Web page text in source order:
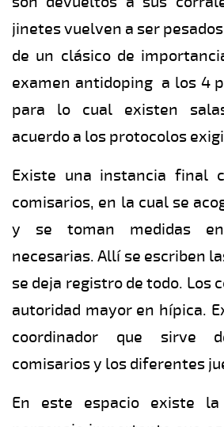
jinetes vuelven a ser
de un clásico de
examen antidoping a los 4
para lo cual existen
acuerdo a los protocolos
Existe una instancia final
comisarios, en la cual se
y se toman medidas
necesarias. Allí se escriben
se deja registro de todo. Los
autoridad mayor en hípica.
coordinador que sirve
comisarios y los diferentes
En este espacio existe